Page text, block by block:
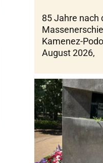
85 Jahre nach
Kamenez-
August 2026,